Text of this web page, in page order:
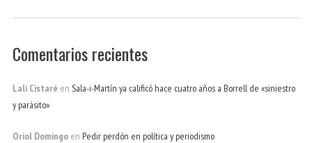
Comentarios recientes
Lali Cistaré en Sala-i-Martín ya calificó hace cuatro años a Borrell de «siniestro
y parásito»
Oriol Domingo en Pedir perdón en política y periodismo